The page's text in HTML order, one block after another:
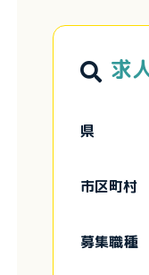
求
県
市区町村
募集職種